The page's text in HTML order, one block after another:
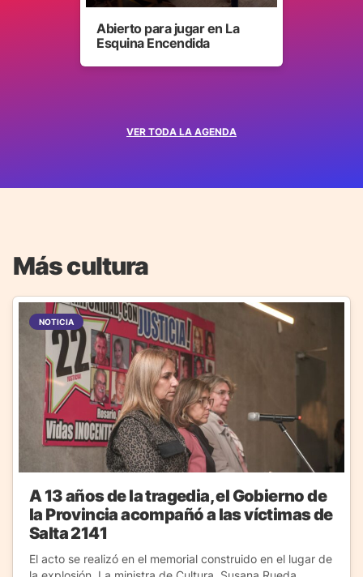
VER TODA LA AGENDA
Abierto para jugar en La
Esquina Encendida
Más cultura
NOTICIA
A 13 años de la tragedia, el Gobierno de
la Provincia acompañó a las víctimas de
Salta 2141
El acto se realizó en el memorial construido en el lugar de